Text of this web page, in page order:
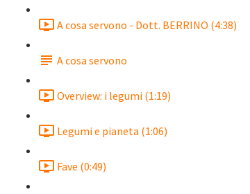
A cosa servono - Dott. BERRINO (4:38)
A cosa servono
Overview: i legumi (1:19)
Legumi e pianeta (1:06)
Fave (0:49)